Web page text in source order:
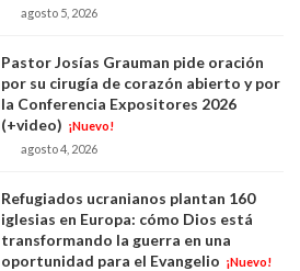
agosto 5, 2026
Pastor Josías Grauman pide oración
por su cirugía de corazón abierto y por
la Conferencia Expositores 2026
(+video) ¡Nuevo!
agosto 4, 2026
Refugiados ucranianos plantan 160
iglesias en Europa: cómo Dios está
transformando la guerra en una
oportunidad para el Evangelio ¡Nuevo!